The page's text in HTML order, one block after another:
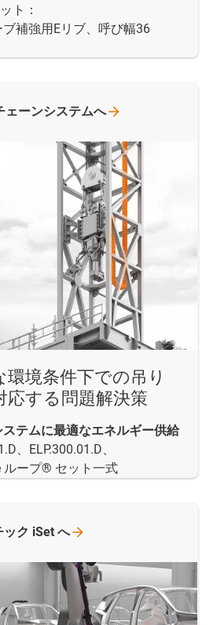
ト：
補強用Eリブ、呼び幅36
環境条件下での吊り
応する問題解決策
ステムに最適なエネルギー供給
、ELP.300.01.D、
ループ® セット一式
ェーンシステムへ
ック iSet へ